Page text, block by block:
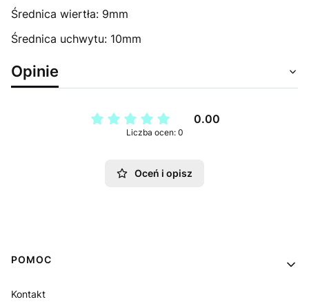
Średnica wiertła: 9mm
Średnica uchwytu: 10mm
Opinie
0.00
Liczba ocen: 0
Oceń i opisz
Linki w stopce
POMOC
Kontakt